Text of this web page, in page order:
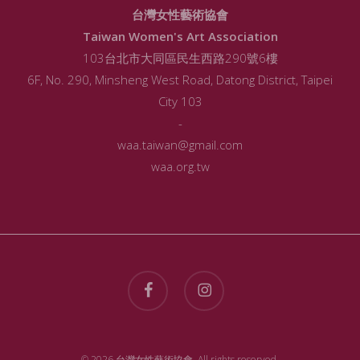
台灣女性藝術協會
Taiwan Women's Art Association
103台北市大同區民生西路290號6樓
6F, No. 290, Minsheng West Road, Datong District, Taipei
City 103
-
waa.taiwan@gmail.com
waa.org.tw
facebook instagram